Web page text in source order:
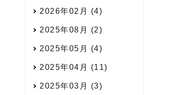
2026年02月 (4)
2025年08月 (2)
2025年05月 (4)
2025年04月 (11)
2025年03月 (3)